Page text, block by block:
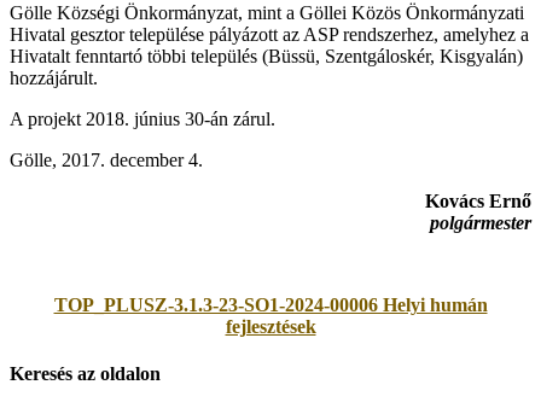
Gölle Községi Önkormányzat, mint a Göllei Közös Önkormányzati
Hivatal gesztor települése pályázott az ASP rendszerhez, amelyhez a
Hivatalt fenntartó többi település (Büssü, Szentgáloskér, Kisgyalán)
hozzájárult.
A projekt 2018. június 30-án zárul.
Gölle, 2017. december 4.
Kovács Ernő
polgármester
TOP_PLUSZ-3.1.3-23-SO1-2024-00006 Helyi humán
fejlesztések
Keresés az oldalon